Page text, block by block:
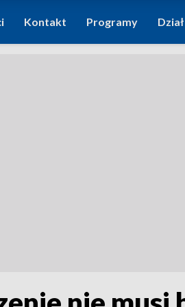
Kontakt Programy